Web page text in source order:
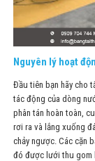
Nguyên lý hoạt
Đầu tiên bạn hãy cho
tác động của dòng
phân tán hoàn toàn,
rơi ra và lắng xuống
chảy ngược. Các cặn
đó được lưới thu gom